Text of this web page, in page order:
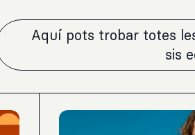
Aquí pots trobar totes
sis